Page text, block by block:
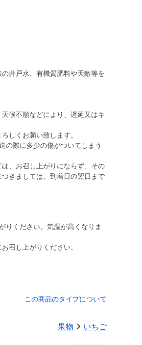
井戸水、有機質肥料や天敵等を
候不順などにより、遅延又はキ
ろしくお願い致します。
の際に多少の傷がついてしまう
、お召し上がりにならず、その
きましては、到着日の翌日まで
りください。気温が高くなりま
召し上がりください。
この商品のタイプについて
果物 いちご